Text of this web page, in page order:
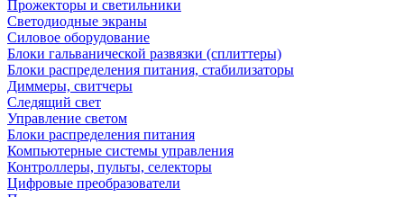
Прожекторы и светильники
Светодиодные экраны
Силовое оборудование
Блоки гальванической развязки (сплиттеры)
Блоки распределения питания, стабилизаторы
Диммеры, свитчеры
Следящий свет
Управление светом
Блоки распределения питания
Компьютерные системы управления
Контроллеры, пульты, селекторы
Цифровые преобразователи